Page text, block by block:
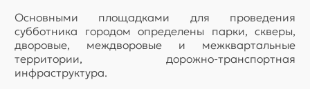
Основными площадками для проведения
субботника городом определены парки, скверы,
дворовые, междворовые и межквартальные
территории, дорожно-транспортная
инфраструктура.